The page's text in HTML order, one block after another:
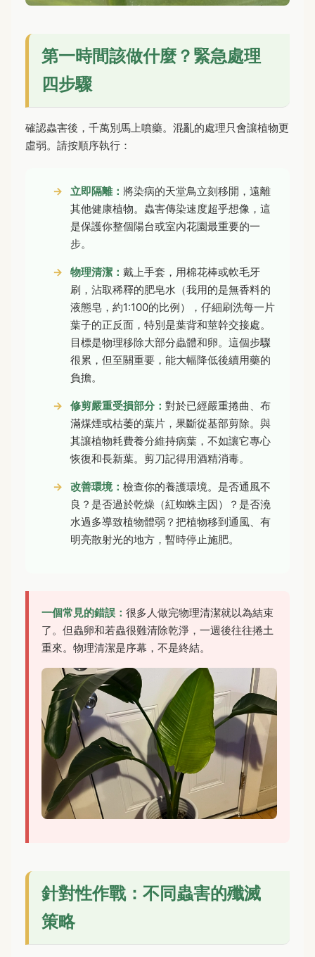
第一時間該做什麼？緊急處理
四步驟
確認蟲害後，千萬別馬上噴藥。混亂的處理只會讓植物更
虛弱。請按順序執行：
立即隔離： 將染病的天堂鳥立刻移開，遠離
其他健康植物。蟲害傳染速度超乎想像，這
是保護你整個陽台或室內花園最重要的一
步。
物理清潔： 戴上手套，用棉花棒或軟毛牙
刷，沾取稀釋的肥皂水（我用的是無香料的
液態皂，約1:100的比例），仔細刷洗每一片
葉子的正反面，特別是葉背和莖幹交接處。
目標是物理移除大部分蟲體和卵。這個步驟
很累，但至關重要，能大幅降低後續用藥的
負擔。
修剪嚴重受損部分： 對於已經嚴重捲曲、布
滿煤煙或枯萎的葉片，果斷從基部剪除。與
其讓植物耗費養分維持病葉，不如讓它專心
恢復和長新葉。剪刀記得用酒精消毒。
改善環境： 檢查你的養護環境。是否通風不
良？是否過於乾燥（紅蜘蛛主因）？是否澆
水過多導致植物體弱？把植物移到通風、有
明亮散射光的地方，暫時停止施肥。
一個常見的錯誤： 很多人做完物理清潔就以為結束
了。但蟲卵和若蟲很難清除乾淨，一週後往往捲土
重來。物理清潔是序幕，不是終結。
針對性作戰：不同蟲害的殲滅
策略